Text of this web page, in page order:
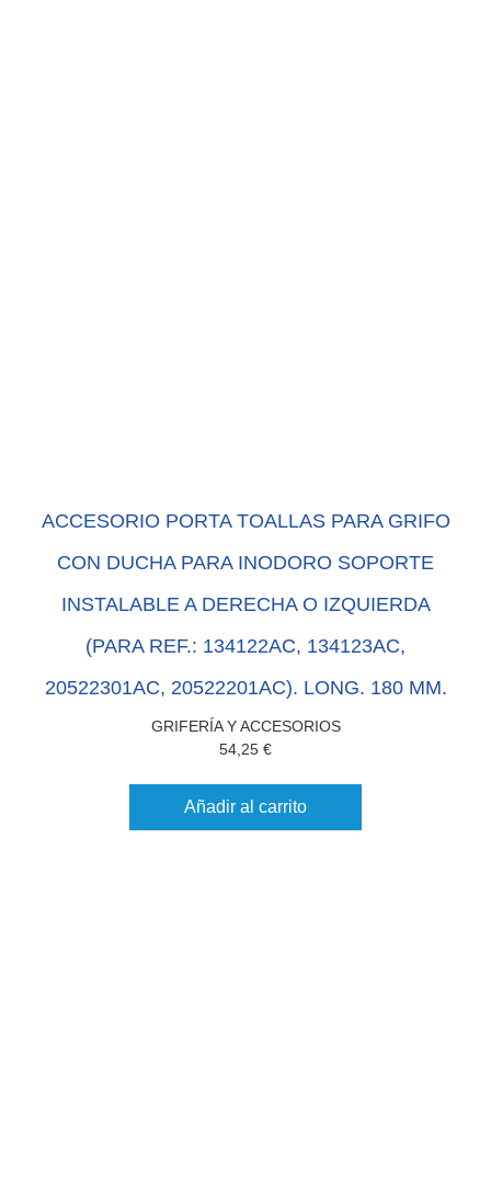
ACCESORIO PORTA TOALLAS PARA GRIFO
CON DUCHA PARA INODORO SOPORTE
INSTALABLE A DERECHA O IZQUIERDA
(PARA REF.: 134122AC, 134123AC,
20522301AC, 20522201AC). LONG. 180 MM.
GRIFERÍA Y ACCESORIOS
54,25 €
Añadir al carrito